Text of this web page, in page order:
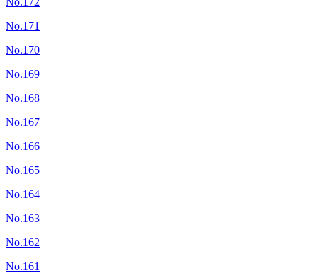
No.171
No.170
No.169
No.168
No.167
No.166
No.165
No.164
No.163
No.162
No.161